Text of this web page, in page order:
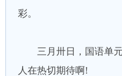
彩。
三月卅日，国语单元
人在热切期待啊!